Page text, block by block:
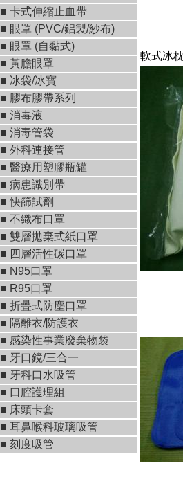
■ 卡式伸縮止血帶
■ 眼罩 (PVC/鋁製/紗布)
■ 眼罩 (自黏式)
■ 黃膽眼罩
■ 冰袋/冰寶
■ 膠布膠帶系列
■ 消毒液
■ 消毒管袋
■ 外科連接管
■ 醫療用塑膠瓶罐
■ 病患識別帶
■ 快篩試劑
■ 不織布口罩
■ 雙層拋棄式紙口罩
■ 四層活性碳口罩
■ N95口罩
■ R95口罩
■ 折疊式防塵口罩
■ 隔離衣/防護衣
■ 感染性事業廢棄物袋
■ 牙口鏡/三合一
■ 牙科口水吸管
■ 口腔護理組
■ 床頭卡套
■ 耳鼻喉科玻璃吸管
■ 刻度吸管
軟式冰